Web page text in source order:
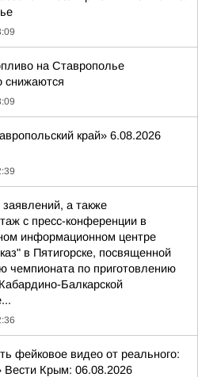
на Ставрополье
снижаются
край» 6.08.2026
заявлений, а также
с пресс-конференции в
информационном центре
в Пятигорске, посвященной
чемпионата по приготовлению
Балкарской
фейковое видео от реального:
Вести Крым: 06.08.2026